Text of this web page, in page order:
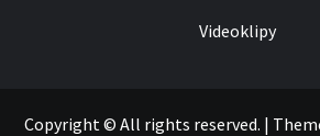
Videoklipy
Copyright © All rights reserved. |